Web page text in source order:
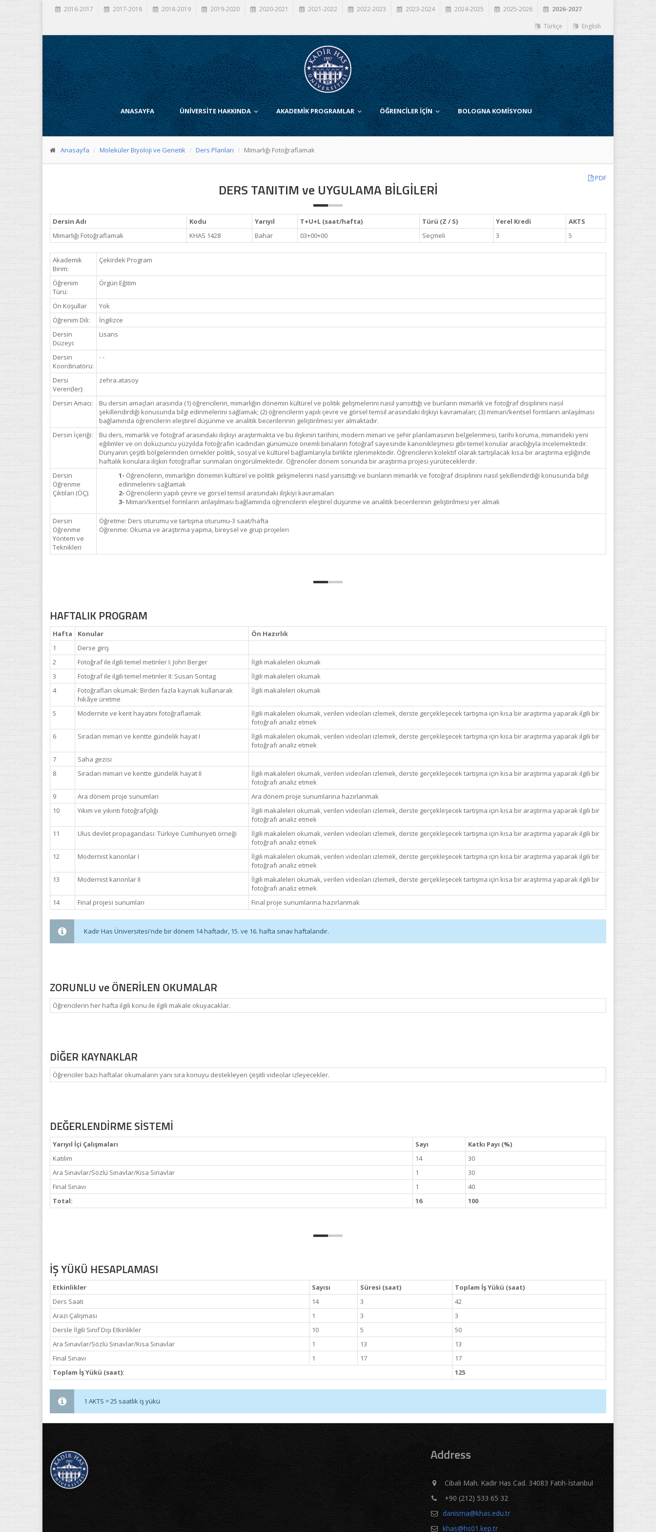
2016-2017 2017-2018 2018-2019 2019-2020 2020-2021 2021-2022 2022-2023 2023-2024 2024-2025 2025-2026 2026-2027
Türkçe English
ANASAYFA ÜNİVERSİTE HAKKINDA AKADEMİK PROGRAMLAR ÖĞRENCİLER İÇİN BOLOGNA KOMİSYONU
Anasayfa Moleküler Biyoloji ve Genetik Ders Planları Mimarlığı Fotoğraflamak
PDF
DERS TANITIM ve UYGULAMA BİLGİLERİ
Dersin Adı Kodu Yarıyıl T+U+L (saat/hafta) Türü (Z / S) Yerel Kredi
AKTS
Mimarlığı Fotoğraflamak
KHAS 1428 Bahar 03+00+00 Seçmeli 3 5
Akademik
Birim:
Çekirdek Program
Öğrenim
Türü:
Örgün Eğitim
Ön Koşullar
Yok
Öğrenim Dili:
İngilizce
Dersin
Düzeyi:
Lisans
Dersin
Koordinatörü:
- -
Dersi
Veren(ler):
zehra.atasoy
Dersin Amacı:
Bu dersin amaçları arasında (1) öğrencilerin, mimarlığın dönemin kültürel ve politik gelişmelerini nasıl yansıttığı ve bunların mimarlık ve fotoğraf disiplinini nasıl
şekillendirdiği konusunda bilgi edinmelerini sağlamak; (2) öğrencilerin yapılı çevre ve görsel temsil arasındaki ilişkiyi kavramaları; (3) mimari/kentsel formların anlaşılması
bağlamında öğrencilerin eleştirel düşünme ve analitik becerilerinin geliştirilmesi yer almaktadır.
Dersin İçeriği:
Bu ders, mimarlık ve fotoğraf arasındaki ilişkiyi araştırmakta ve bu ilişkinin tarihini, modern mimari ve şehir planlamasının belgelenmesi, tarihi koruma, mimarideki yeni
eğilimler ve on dokuzuncu yüzyılda fotoğrafın icadından günümüze önemli binaların fotoğraf sayesinde kanonikleşmesi gibi temel konular aracılığıyla incelemektedir.
Dünyanın çeşitli bölgelerinden örnekler politik, sosyal ve kültürel bağlamlarıyla birlikte işlenmektedir. Öğrencilerin kolektif olarak tartışılacak kısa bir araştırma eşliğinde
haftalık konulara ilişkin fotoğraflar sunmaları öngörülmektedir. Öğrenciler dönem sonunda bir araştırma projesi yürüteceklerdir.
Dersin
Öğrenme
Çıktıları (ÖÇ):
1- Öğrencilerin, mimarlığın dönemin kültürel ve politik gelişmelerini nasıl yansıttığı ve bunların mimarlık ve fotoğraf disiplinini nasıl şekillendirdiği konusunda bilgi
edinmelerini sağlamak
2- Öğrencilerin yapılı çevre ve görsel temsil arasındaki ilişkiyi kavramaları
3- Mimari/kentsel formların anlaşılması bağlamında öğrencilerin eleştirel düşünme ve analitik becerilerinin geliştirilmesi yer almak
Dersin
Öğrenme
Yöntem ve
Teknikleri
Öğretme: Ders oturumu ve tartışma oturumu-3 saat/hafta
Öğrenme: Okuma ve araştırma yapma, bireysel ve grup projeleri
HAFTALIK PROGRAM
Hafta Konular
Ön Hazırlık
1
Derse giriş
2
Fotoğraf ile ilgili temel metinler I: John Berger
İlgili makaleleri okumak
3
Fotoğraf ile ilgili temel metinler II: Susan Sontag
İlgili makaleleri okumak
4
Fotoğrafları okumak: Birden fazla kaynak kullanarak
hikâye üretme
İlgili makaleleri okumak
5 Modernite ve kent hayatını fotoğraflamak
İlgili makaleleri okumak, verilen videoları izlemek, derste gerçekleşecek tartışma için kısa bir araştırma yaparak ilgili bir
fotoğrafı analiz etmek
6
Sıradan mimari ve kentte gündelik hayat I
İlgili makaleleri okumak, verilen videoları izlemek, derste gerçekleşecek tartışma için kısa bir araştırma yaparak ilgili bir
fotoğrafı analiz etmek
7
Saha gezisi
8
Sıradan mimari ve kentte gündelik hayat II
İlgili makaleleri okumak, verilen videoları izlemek, derste gerçekleşecek tartışma için kısa bir araştırma yaparak ilgili bir
fotoğrafı analiz etmek
9
Ara dönem proje sunumları
Ara dönem proje sunumlarına hazırlanmak
10
Yıkım ve yıkıntı fotoğrafçılığı
İlgili makaleleri okumak, verilen videoları izlemek, derste gerçekleşecek tartışma için kısa bir araştırma yaparak ilgili bir
fotoğrafı analiz etmek
11
Ulus devlet propagandası: Türkiye Cumhuriyeti örneği
İlgili makaleleri okumak, verilen videoları izlemek, derste gerçekleşecek tartışma için kısa bir araştırma yaparak ilgili bir
fotoğrafı analiz etmek
12
Modernist kanonlar I
İlgili makaleleri okumak, verilen videoları izlemek, derste gerçekleşecek tartışma için kısa bir araştırma yaparak ilgili bir
fotoğrafı analiz etmek
13
Modernist kanonlar II
İlgili makaleleri okumak, verilen videoları izlemek, derste gerçekleşecek tartışma için kısa bir araştırma yaparak ilgili bir
fotoğrafı analiz etmek
14
Final projesi sunumları Final proje sunumlarına hazırlanmak
Kadir Has Üniversitesi'nde bir dönem 14 haftadır, 15. ve 16. hafta sınav haftalarıdır.
ZORUNLU ve ÖNERİLEN OKUMALAR
Öğrencilerin her hafta ilgili konu ile ilgili makale okuyacaklar.
DİĞER KAYNAKLAR
Öğrenciler bazı haftalar okumaların yanı sıra konuyu destekleyen çeşitli videolar izleyecekler.
DEĞERLENDİRME SİSTEMİ
Yarıyıl İçi Çalışmaları Sayı
Katkı Payı (%)
Katılım
14
30
Ara Sınavlar/Sözlü Sınavlar/Kısa Sınavlar
1
30
Final Sınavı
1
40
Total:
16 100
İŞ YÜKÜ HESAPLAMASI
Etkinlikler Sayısı Süresi (saat)
Toplam İş Yükü (saat)
Ders Saati
14 3
42
Arazi Çalışması
1 3
3
Dersle İlgili Sınıf Dışı Etkinlikler
10 5
50
Ara Sınavlar/Sözlü Sınavlar/Kısa Sınavlar
1 13
13
Final Sınavı
1 17
17
Toplam İş Yükü (saat):
125
1 AKTS = 25 saatlik iş yükü
Address
Cibali Mah. Kadir Has Cad. 34083 Fatih-İstanbul
+90 (212) 533 65 32
danisma@khas.edu.tr
khas@hs01.kep.tr